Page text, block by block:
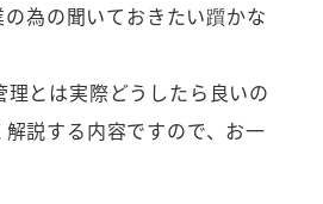
為の聞いておきたい躓かな
とは実際どうしたら良いの
説する内容ですので、お一